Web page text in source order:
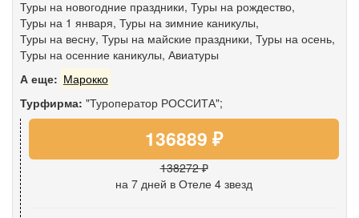
Туры на новогодние праздники, Туры на рождество,
Туры на 1 января, Туры на зимние каникулы,
Туры на весну, Туры на майские праздники, Туры на осень,
Туры на осенние каникулы, Авиатуры
А еще: Марокко
Турфирма: "Туроператор РОССИТА";
136889 ₽
138272 ₽
на 7 дней в Отеле 4 звезд